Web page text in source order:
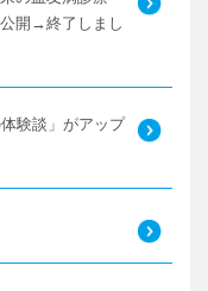
開→終了しまし
験談」がアップ